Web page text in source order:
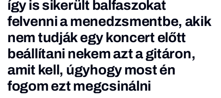
így is sikerült balfaszokat
felvenni a menedzsmentbe, akik
nem tudják egy koncert előtt
beállítani nekem azt a gitáron,
amit kell, úgyhogy most én
fogom ezt megcsinálni